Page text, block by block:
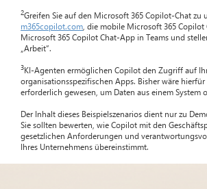
2Greifen Sie auf den Microsoft 365 Copilot-Chat zu
m365copilot.com , die mobile Microsoft 365
Microsoft 365 Copilot Chat-App in Teams und
„Arbeit“.
3KI-Agenten ermöglichen Copilot den Zugriff auf
organisationsspezifischen Apps. Bisher wäre
erforderlich gewesen, um Daten aus einem System
Der Inhalt dieses Beispielszenarios dient nur zu
Sie sollten bewerten, wie Copilot mit den
gesetzlichen Anforderungen und
Ihres Unternehmens übereinstimmt.